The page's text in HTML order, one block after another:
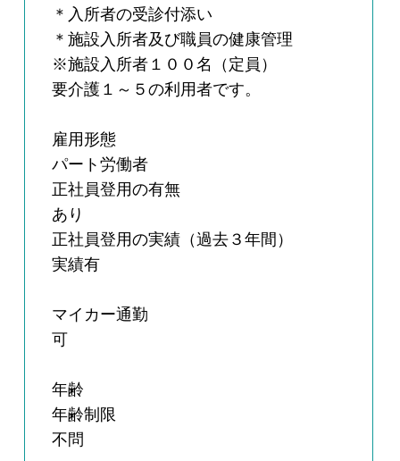
＊入所者の受診付添い
＊施設入所者及び職員の健康管理
※施設入所者１００名（定員）
要介護１～５の利用者です。
雇用形態
パート労働者
正社員登用の有無
あり
正社員登用の実績（過去３年間）
実績有
マイカー通勤
可
年齢
年齢制限
不問